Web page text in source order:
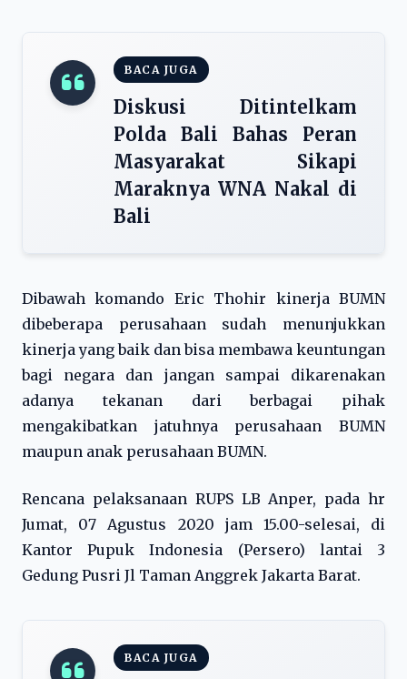
BACA JUGA
Diskusi Ditintelkam
Polda Bali Bahas Peran
Masyarakat Sikapi
Maraknya WNA Nakal di
Bali
Dibawah komando Eric Thohir kinerja BUMN
dibeberapa perusahaan sudah menunjukkan
kinerja yang baik dan bisa membawa keuntungan
bagi negara dan jangan sampai dikarenakan
adanya tekanan dari berbagai pihak
mengakibatkan jatuhnya perusahaan BUMN
maupun anak perusahaan BUMN.
Rencana pelaksanaan RUPS LB Anper, pada hr
Jumat, 07 Agustus 2020 jam 15.00-selesai, di
Kantor Pupuk Indonesia (Persero) lantai 3
Gedung Pusri Jl Taman Anggrek Jakarta Barat.
BACA JUGA